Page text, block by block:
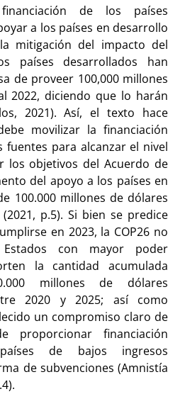
de los países
a los países en desarrollo
mitigación del impacto del
países desarrollados han
de proveer 100,000 millones
2022, diciendo que lo harán
2021). Así, el texto hace
movilizar la financiación
fuentes para alcanzar el nivel
los objetivos del Acuerdo de
del apoyo a los países en
100.000 millones de dólares
p.5). Si bien se predice
en 2023, la COP26 no
con mayor poder
la cantidad acumulada
millones de dólares
2020 y 2025; así como
un compromiso claro de
proporcionar financiación
de bajos ingresos
de subvenciones (Amnistía